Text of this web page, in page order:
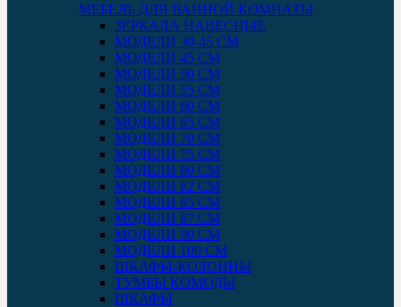
МЕБЕЛЬ ДЛЯ ВАННОЙ КОМНАТЫ
ЗЕРКАЛА НАВЕСНЫЕ
МОДЕЛИ 30-45 СМ
МОДЕЛИ 45 СМ
МОДЕЛИ 50 СМ
МОДЕЛИ 55 СМ
МОДЕЛИ 60 СМ
МОДЕЛИ 65 СМ
МОДЕЛИ 70 СМ
МОДЕЛИ 75 СМ
МОДЕЛИ 80 СМ
МОДЕЛИ 82 СМ
МОДЕЛИ 85 СМ
МОДЕЛИ 87 СМ
МОДЕЛИ 90 СМ
МОДЕЛИ 100 СМ
ШКАФЫ-КОЛОННЫ
ТУМБЫ КОМОДЫ
ШКАФЫ